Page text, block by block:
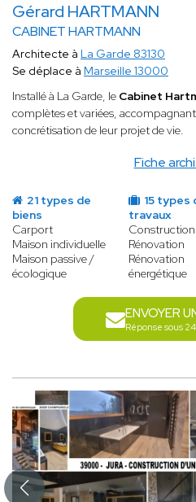
Gérard HARTMANN
CABINET HARTMANN
Fiche
Architecte à La Garde 83130
Se déplace à Marseille 13000
Installé à La Garde, le Cabinet
complètes et variées,
concrétisation de leur projet de vie.
21 types de
biens
Carport
Maison individuelle
Maison passive /
écologique
15 types
travaux
Rénovation
Rénovation
énergétique
ENVOYER
Réponse sous